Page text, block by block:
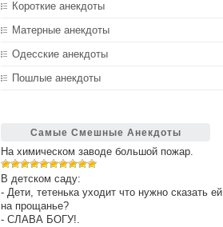
Короткие анекдоты
Матерные анекдоты
Одесские анекдоты
Пошлые анекдоты
Самые Смешные Анекдоты
На химическом заводе большой пожар.
В детском саду:
- Дети, тетенька уходит что нужно сказать ей
на прощанье?
- СЛАВА БОГУ!.